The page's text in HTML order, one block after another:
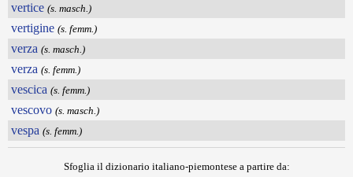
vertice (s. masch.)
vertigine (s. femm.)
verza (s. masch.)
verza (s. femm.)
vescica (s. femm.)
vescovo (s. masch.)
vespa (s. femm.)
Sfoglia il dizionario italiano-piemontese a partire da: